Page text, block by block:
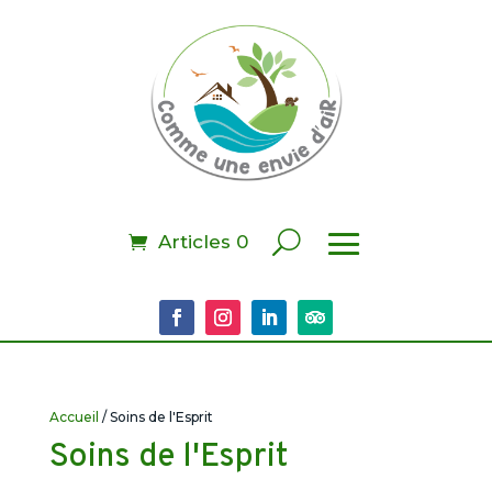
Articles 0
Accueil / Soins de l'Esprit
Soins de l'Esprit